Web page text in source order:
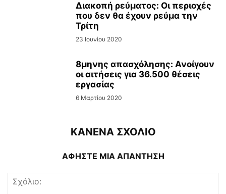
Διακοπή ρεύματος: Οι περιοχές
που δεν θα έχουν ρεύμα την
Τρίτη
23 Ιουνίου 2020
8μηνης απασχόλησης: Ανοίγουν
οι αιτήσεις για 36.500 θέσεις
εργασίας
6 Μαρτίου 2020
ΚΑΝΕΝΑ ΣΧΟΛΙΟ
ΑΦΗΣΤΕ ΜΙΑ ΑΠΑΝΤΗΣΗ